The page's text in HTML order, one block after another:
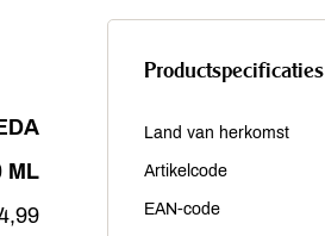
ML
Productspecificaties
Land van herkomst
Artikelcode
EAN-code